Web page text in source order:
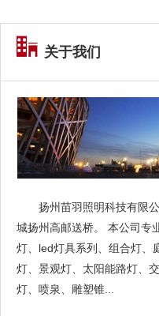
关于我们
扬州苗羽照明科技有限公
城扬州高邮送桥。 本公司专
灯、led灯具系列、组合灯、
灯、景观灯、太阳能路灯、
灯、喷泉、雕塑锥...